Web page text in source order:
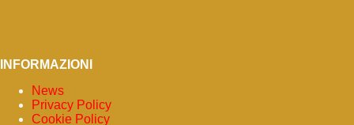
INFORMAZIONI
News
Privacy Policy
Cookie Policy